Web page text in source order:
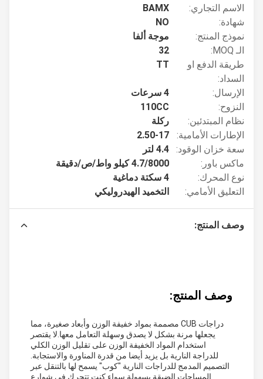
الاسم التجاري:
BAMX
شهادة:
نموذج المنتج:
موجة ألفا
طريقة الدفع او
السداد:
الإرسال:
النزوح:
110CC
نظام المبتدئين:
الإطارات الأمامية:
2.50-17
سعة خزان الوقود:
4.4 لتر
ماكس باور:
4.7/8000 كيلو واط/ص/دقيقة
نوع المحرك:
التعليق الأمامي:
التخميد الهيدروليكي
وصف المنتج:
وصف المنتج:
دراجات CUB مصممة بمواد خفيفة الوزن وأبعاد صغيرة، مما
يجعلها مرنة بشكل لا يصدق وسهلة التعامل معها.لا يقتصر
استخدام المواد الخفيفة الوزن على تقليل الوزن الكلي
للدراجة النارية بل يزيد أيضا من قدرة المناورة والاستجابة.
التصميم المدمج للدراجات النارية "كوب" يسمح لها بالتنقل عبر
المساحات الضيقة بسهولة سواء كنت تتحرك في شوارع